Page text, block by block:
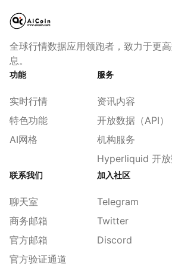
全球行情数据应用领跑者，致力于更
息。
功能
实时行情
特色功能
AI网格
服务
资讯内容
开放数据（API）
机构服务
Hyperliquid 开
联系我们
聊天室
商务邮箱
官方邮箱
官方验证通道
加入社区
Telegram
Twitter
Discord